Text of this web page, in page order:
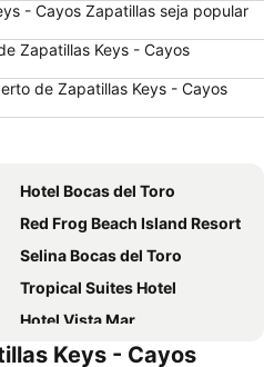
- Cayos Zapatillas seja popular
Zapatillas Keys - Cayos
de Zapatillas Keys - Cayos
Hotel Bocas del Toro
Red Frog Beach Island Resort
Selina Bocas del Toro
Tropical Suites Hotel
Hotel Vista Mar
Gran Hotel Bahia
Keys - Cayos